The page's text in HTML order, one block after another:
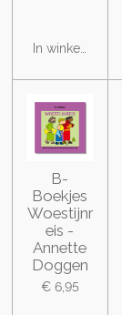
In winkelwagen
B-
Boekjes
Woestijnr
eis -
Annette
Doggen
€ 6,95